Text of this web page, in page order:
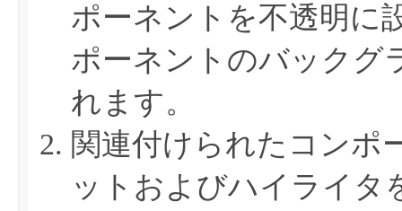
ポーネントを不透明に
ポーネントのバックグ
れます。
関連付けられたコンポ
ットおよびハイライタ